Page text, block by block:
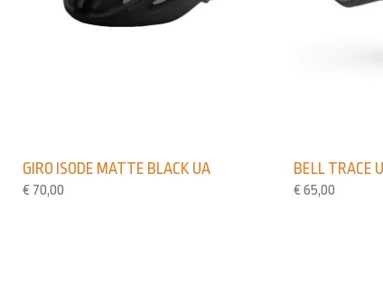
GIRO ISODE MATTE BLACK UA
€ 70,00
BELL TRACE
€ 65,00